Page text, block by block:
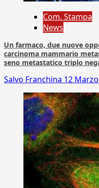
Com. Stampa
News
Un farmaco, due nuove
carcinoma mammario
seno metastatico triplo
Salvo Franchina 12